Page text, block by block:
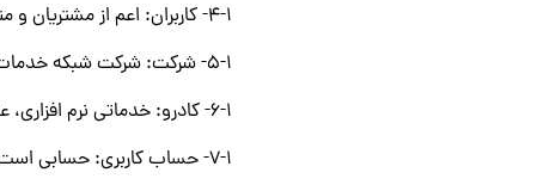
۴-۱- کاربران: اعم از مشتریان و متخصصین.
۵-۱- شرکت: شرکت شبکه خدمات عکاسی و فیلمبرداری کادرو که نسبت به ارائه خدمات اقدام می‌کند.
۶-۱- کادرو: خدماتی نرم‌ افزاری، عکاسی و فیلمبرداری که توسط متخصصین شرکت کادرو ارائه می‌شود.
۷-۱- حساب کاربری: حسابی است که اشخاص برای استفاده از خدمات کادرو در سامانۀ کادرو ایجاد کرده‌اند.